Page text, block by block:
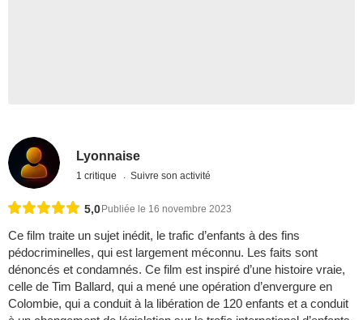
Lyonnaise
1 critique Suivre son activité
5,0 Publiée le 16 novembre 2023
Ce film traite un sujet inédit, le trafic d’enfants à des fins
pédocriminelles, qui est largement méconnu. Les faits sont
dénoncés et condamnés. Ce film est inspiré d’une histoire vraie,
celle de Tim Ballard, qui a mené une opération d’envergure en
Colombie, qui a conduit à la libération de 120 enfants et a conduit